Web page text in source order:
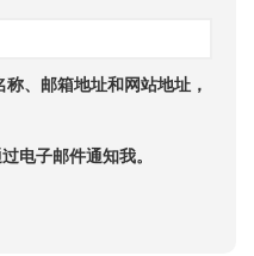
、邮箱地址和网站地址，
电子邮件通知我。